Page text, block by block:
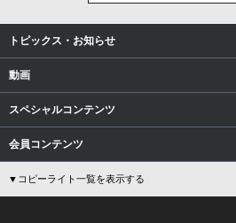
トピックス・お知らせ
動画
スペシャルコンテンツ
会員コンテンツ
▼コピーライト一覧を表示する